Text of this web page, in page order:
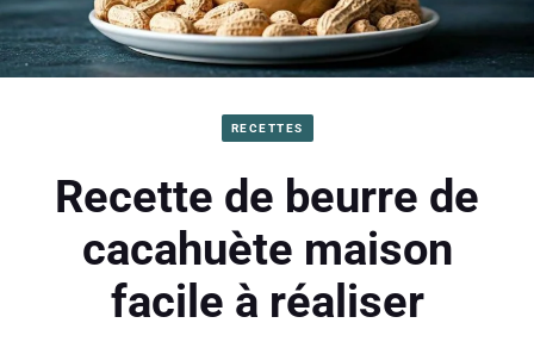
RECETTES
Recette de beurre de
cacahuète maison
facile à réaliser